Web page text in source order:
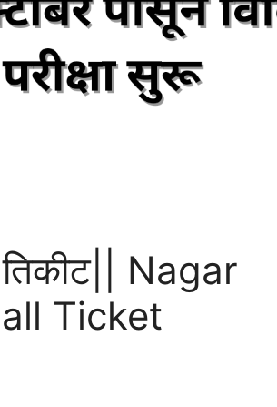
तिकीट|| Nagar
Ticket